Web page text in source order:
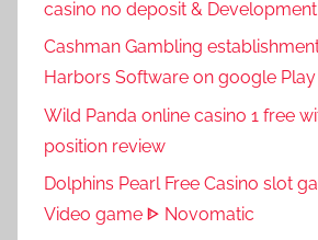
casino no deposit & Development
Cashman Gambling
Harbors Software on google Play
Wild Panda online casino 1 free
position review
Dolphins Pearl Free Casino slot
Video game ᐈ Novomatic